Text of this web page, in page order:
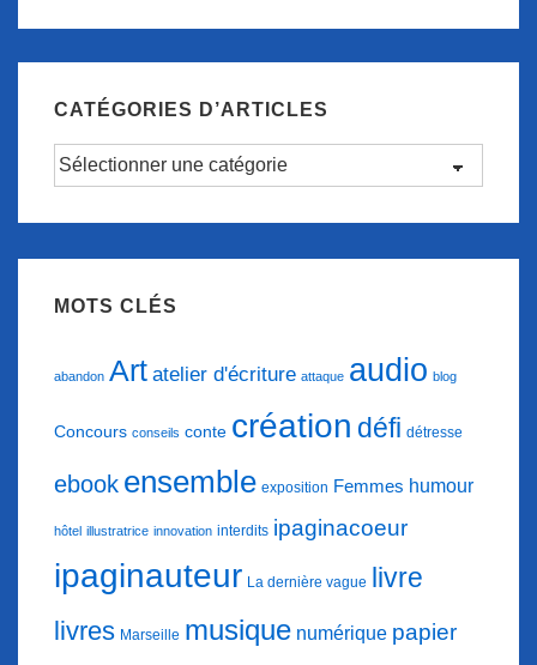
CATÉGORIES D’ARTICLES
Catégories
d’articles
MOTS CLÉS
abandon Art atelier d'écriture attaque audio blog
Concours conseils conte création défi détresse
ebook ensemble exposition Femmes humour
hôtel illustratrice innovation interdits ipaginacoeur
ipaginauteur La dernière vague livre
livres Marseille musique numérique papier